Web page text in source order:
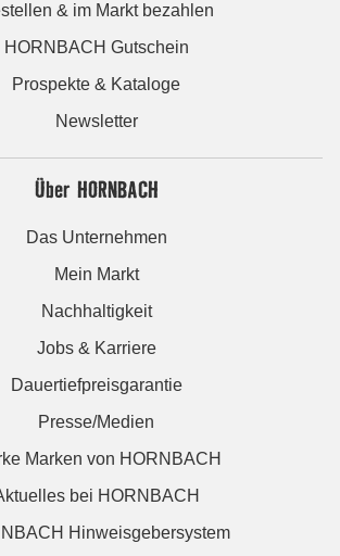
& im Markt bezahlen
HORNBACH Gutschein
Prospekte & Kataloge
Newsletter
Über HORNBACH
Das Unternehmen
Mein Markt
Nachhaltigkeit
Jobs & Karriere
Dauertiefpreisgarantie
Presse/Medien
Marken von HORNBACH
bei HORNBACH
Hinweisgebersystem